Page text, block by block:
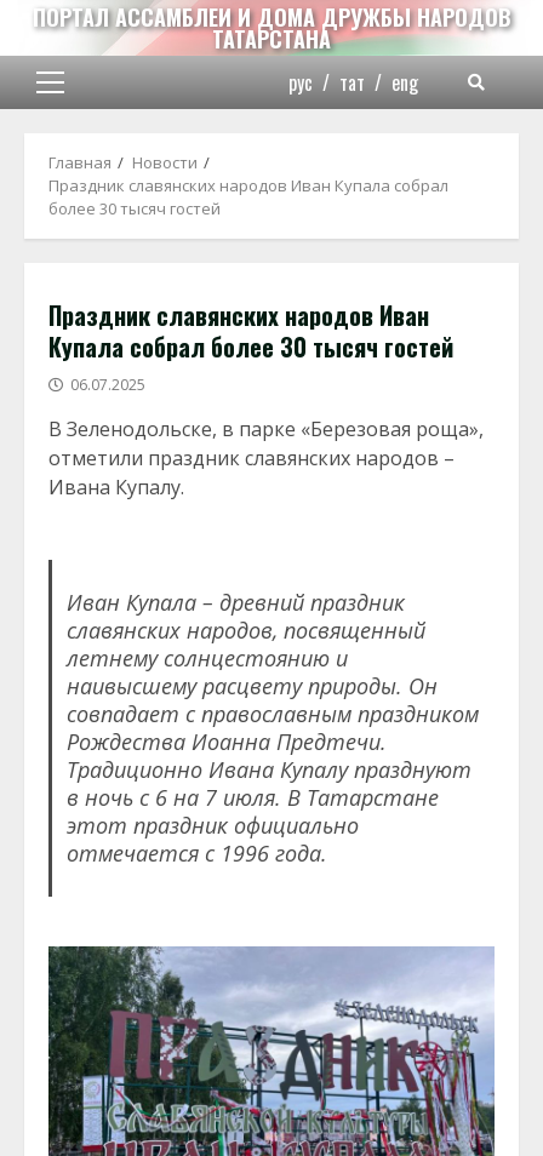
Перейти
содержимому
ПОРТАЛ АССАМБЛЕИ И ДОМА ДРУЖБЫ НАРОДОВ
ТАТАРСТАНА
Основное
рус / тат / eng
Главная
Новости
Праздник славянских народов Иван Купала собрал
более 30 тысяч гостей
Праздник славянских народов Иван
Купала собрал более 30 тысяч гостей
06.07.2025
В Зеленодольске, в парке «Березовая роща»,
отметили праздник славянских народов –
Ивана Купалу.
Иван Купала – древний праздник
славянских народов, посвященный
летнему солнцестоянию и
наивысшему расцвету природы. Он
совпадает с православным праздником
Рождества Иоанна Предтечи.
Традиционно Ивана Купалу празднуют
в ночь с 6 на 7 июля. В Татарстане
этот праздник официально
отмечается с 1996 года.